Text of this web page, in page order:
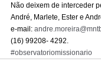
Não deixem de interceder
André, Marlete, Ester e
e-mail:
(16) 99208- 4292.
#observatoriomissionario